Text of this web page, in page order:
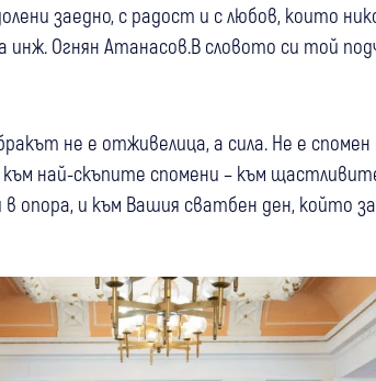
заедно, с радост и с любов, които
Огнян Атанасов.В словото си той
не е отживелица, а сила. Не е
най-скъпите спомени – към
и към Вашия сватбен ден, който за